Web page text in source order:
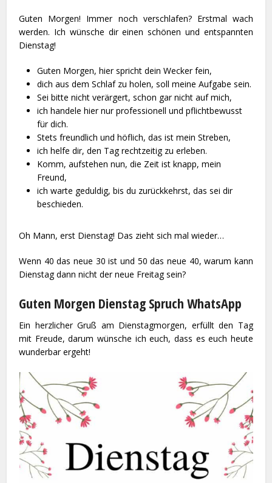
Guten Morgen! Immer noch verschlafen? Erstmal wach
werden. Ich wünsche dir einen schönen und entspannten
Dienstag!
Guten Morgen, hier spricht dein Wecker fein,
dich aus dem Schlaf zu holen, soll meine Aufgabe sein.
Sei bitte nicht verärgert, schon gar nicht auf mich,
ich handele hier nur professionell und pflichtbewusst
für dich.
Stets freundlich und höflich, das ist mein Streben,
ich helfe dir, den Tag rechtzeitig zu erleben.
Komm, aufstehen nun, die Zeit ist knapp, mein
Freund,
ich warte geduldig, bis du zurückkehrst, das sei dir
beschieden.
Oh Mann, erst Dienstag! Das zieht sich mal wieder…
Wenn 40 das neue 30 ist und 50 das neue 40, warum kann
Dienstag dann nicht der neue Freitag sein?
Guten Morgen Dienstag Spruch WhatsApp
Ein herzlicher Gruß am Dienstagmorgen, erfüllt den Tag
mit Freude, darum wünsche ich euch, dass es euch heute
wunderbar ergeht!